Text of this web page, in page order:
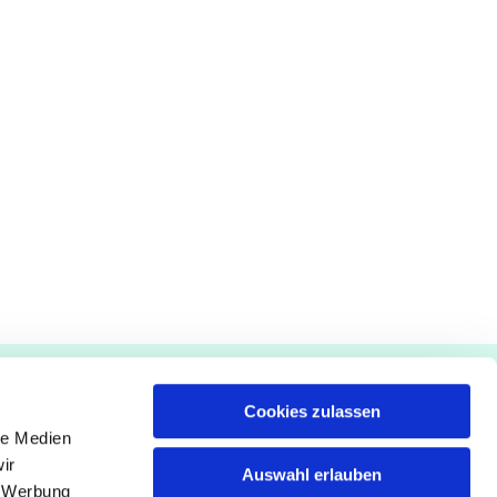
Medien
Cookies zulassen
Auswahl erlauben
Pfarrämter
Seelsorge